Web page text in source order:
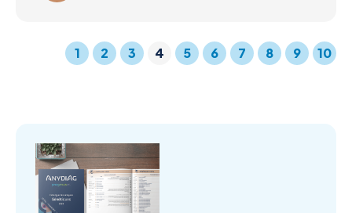
1 2 3 4 5 6 7 8 9 10